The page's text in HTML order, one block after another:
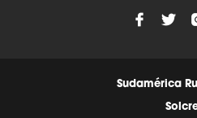
Sudamérica